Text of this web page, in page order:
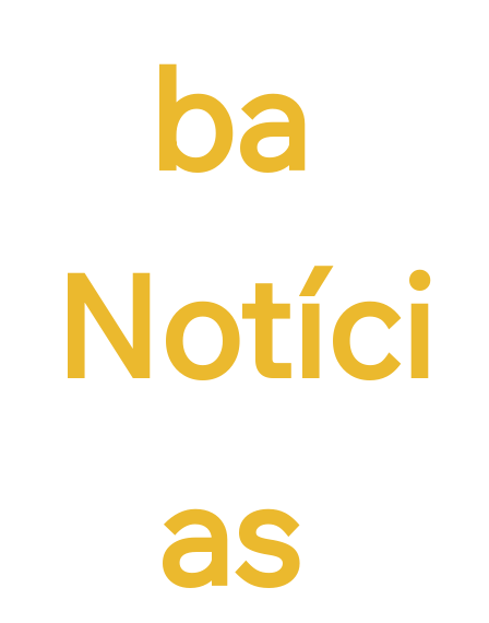
ba
Notíci
as